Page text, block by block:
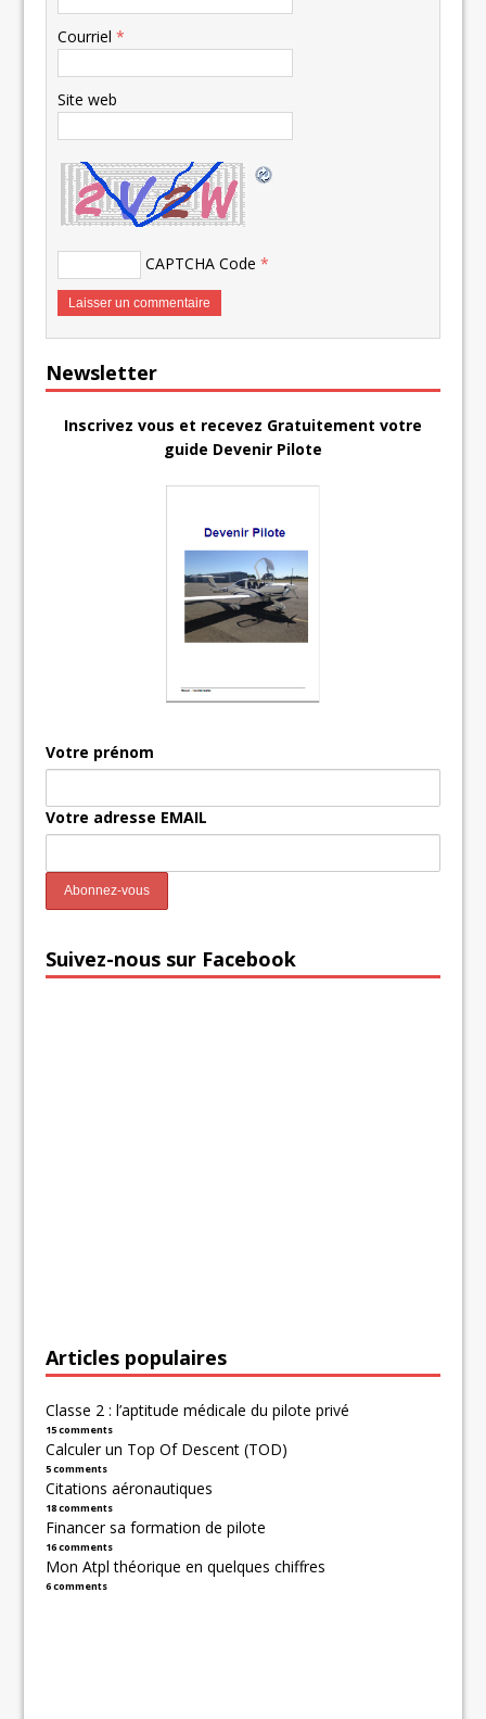
Courriel*
Site web
CAPTCHA Code *
Newsletter
Inscrivez vous et recevez Gratuitement votre
guide Devenir Pilote
Votre prénom
Votre adresse EMAIL
Suivez-nous sur Facebook
Articles populaires
Classe 2 : l’aptitude médicale du pilote privé
15 comments
Calculer un Top Of Descent (TOD)
5 comments
Citations aéronautiques
18 comments
Financer sa formation de pilote
16 comments
Mon Atpl théorique en quelques chiffres
6 comments